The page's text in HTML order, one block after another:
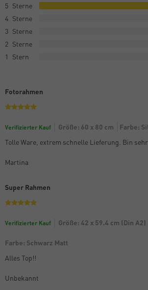
5
4
3
2
1
Fotorahmen
Verifizierter Kauf Größe: 60 x 80 cm
Farbe:
Tolle Ware, extrem schnelle Lieferung. Bin
Martina
Super Rahmen
Verifizierter Kauf Größe: 42 x 59.4 cm (Din A2)
Farbe: Schwarz Matt
Alles Top!!
Unbekannt